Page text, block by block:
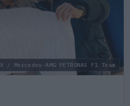
X / Mercedes-AMG PETRONAS F1 Team